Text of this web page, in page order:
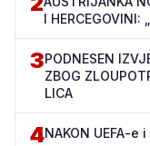
I HERCEGOVINI:
3PODNESEN
ZBOG
LICA
4NAKON UEFA-e